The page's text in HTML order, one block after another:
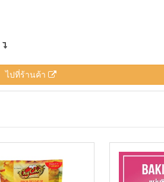
ไปที่ร้านค้า